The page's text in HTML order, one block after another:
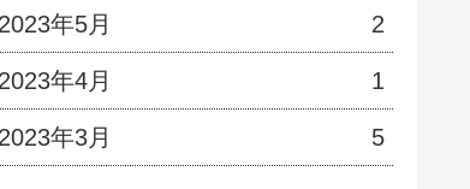
2023年5月 2
2023年4月 1
2023年3月 5